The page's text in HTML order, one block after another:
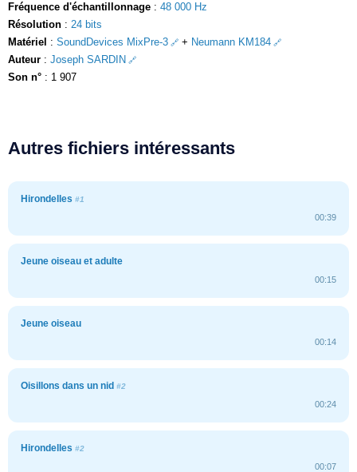
Fréquence d'échantillonnage : 48 000 Hz
Résolution : 24 bits
Matériel : SoundDevices MixPre-3 + Neumann KM184
Auteur : Joseph SARDIN
Son n° : 1 907
Autres fichiers intéressants
Hirondelles #1
00:39
Jeune oiseau et adulte
00:15
Jeune oiseau
00:14
Oisillons dans un nid #2
00:24
Hirondelles #2
00:07